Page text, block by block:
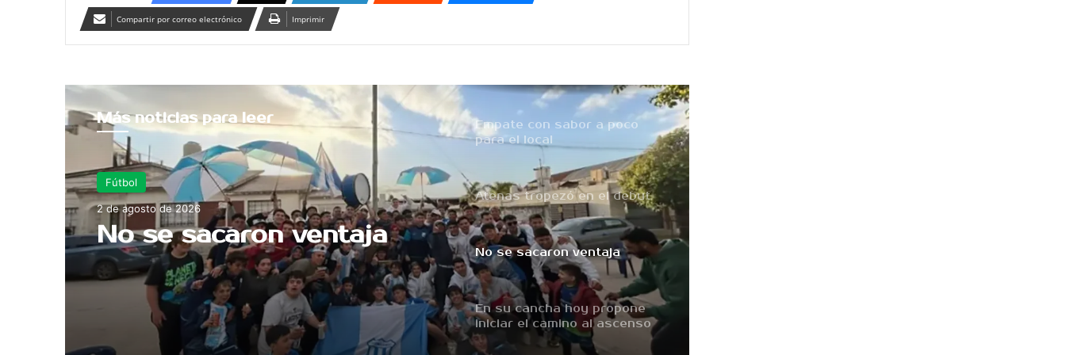
Compartir por correo electrónico Imprimir
Más noticias para leer
Fútbol
2 de agosto de 2026
No se sacaron ventaja
Empate con sabor a poco
para el local
Atenas tropezó en el debut
No se sacaron ventaja
En su cancha hoy propone
iniciar el camino al ascenso